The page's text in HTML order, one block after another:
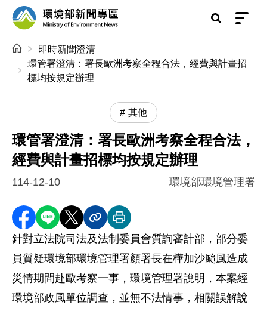
前往中央內容區塊
環境部新聞專區
即時新聞澄清
環管署澄清：署長歐洲考察全程合法，經費與計畫招
標均按規定辦理
其他
環管署澄清：署長歐洲考察全程合法，
經費與計畫招標均按規定辦理
114-12-10 環境部環境管理署
分享至 Facebook
分享到 LINE
分享到 X分享內容連結
列印本頁
針對立法院司法及法制委員會質詢審計部，部分委
員質疑環境部環境管理署顏署長在樺加沙颱風造成
災情期間赴歐考察一事，環境管理署說明，本案經
環境部政風單位調查，並無不法情事，相關誤解說